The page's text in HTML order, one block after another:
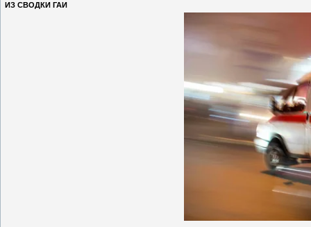
ИЗ СВОДКИ ГАИ